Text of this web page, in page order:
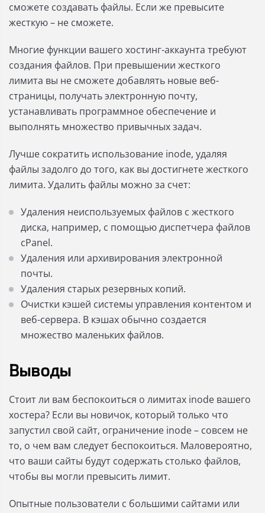
сможете создавать файлы. Если же превысите
жесткую – не сможете.
Многие функции вашего хостинг-аккаунта требуют
создания файлов. При превышении жесткого
лимита вы не сможете добавлять новые веб-
страницы, получать электронную почту,
устанавливать программное обеспечение и
выполнять множество привычных задач.
Лучше сократить использование inode, удаляя
файлы задолго до того, как вы достигнете жесткого
лимита. Удалить файлы можно за счет:
Удаления неиспользуемых файлов с жесткого
диска, например, с помощью диспетчера файлов
cPanel.
Удаления или архивирования электронной
почты.
Удаления старых резервных копий.
Очистки кэшей системы управления контентом и
веб-сервера. В кэшах обычно создается
множество маленьких файлов.
Выводы
Стоит ли вам беспокоиться о лимитах inode вашего
хостера? Если вы новичок, который только что
запустил свой сайт, ограничение inode – совсем не
то, о чем вам следует беспокоиться. Маловероятно,
что ваши сайты будут содержать столько файлов,
чтобы вы могли превысить лимит.
Опытные пользователи с большими сайтами или